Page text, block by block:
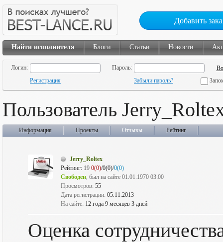
Добавить
Найти исполнителя Блоги Статьи Новости
Логин:
Пароль:
Регистрация
Забыли пароль?
Пользователь
Информация Проекты Отзывы Рейтинг
Jerry_Roltex
Рейтинг: 19 0(0)/0(0)/0(0)
Свободен, был на сайте 01.01.1970 03:00
Просмотров: 55
Дата регистрации: 05.11.2013
На сайте: 12 года 9 месяцев 3 дней
Оценка